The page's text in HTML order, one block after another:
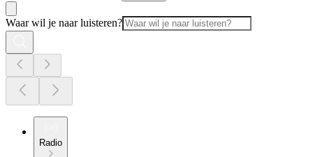
Waar wil je naar luisteren?
Radio